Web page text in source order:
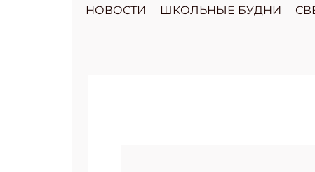
НОВОСТИ ШКОЛЬНЫЕ БУДНИ